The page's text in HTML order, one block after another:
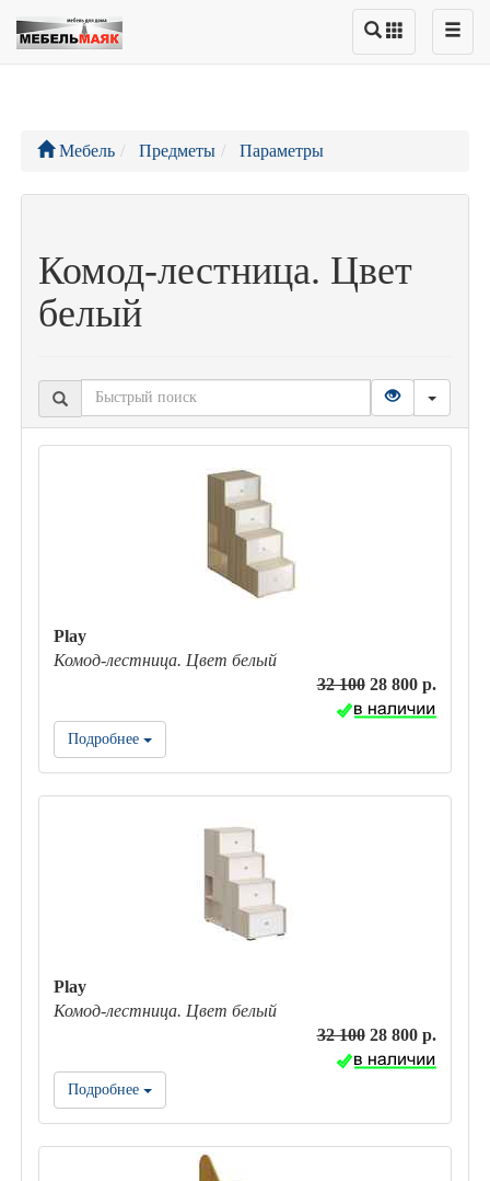
Мебель Предметы Параметры
Комод-лестница. Цвет
белый
Play
Комод-лестница. Цвет белый
32 10028 800 р.
Подробнее
Play
Комод-лестница. Цвет белый
32 10028 800 р.
Подробнее